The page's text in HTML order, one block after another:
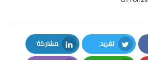
تغريد
Twitter
مشاركة
LinkedIn